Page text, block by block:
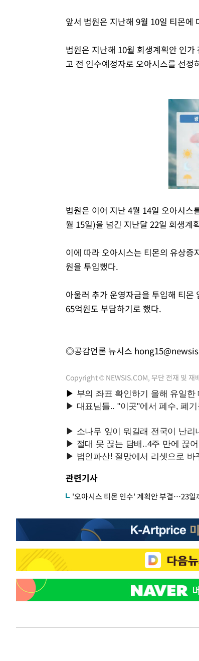
앞서 법원은 지난해 9월 10일 티몬에
법원은 지난해 10월 회생계획안 인
고 전 인수예정자로 오아시스를 선정
법원은 이어 지난 4월 14일 오아시
월 15일)을 넘긴 지난달 22일 회생계
이에 따라 오아시스는 티몬의 유상
원을 투입했다.
아울러 추가 운영자금을 투입해 티
65억원도 부담하기로 했다.
◎공감언론 뉴시스
Copyright © NEWSIS.COM, 무단 전재 및 재
관련기사
'오아시스 티몬 인수' 계획안 부결…23일